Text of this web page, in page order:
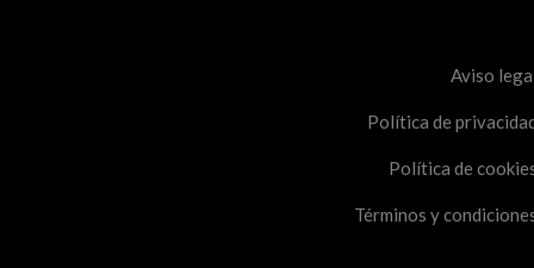
Aviso
Política de
Política de
Términos y